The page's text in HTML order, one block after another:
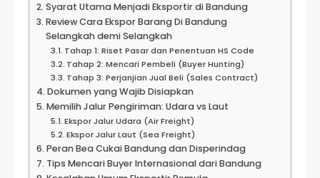
Syarat Utama Menjadi Eksportir di Bandung
Review Cara Ekspor Barang Di Bandung
Selangkah demi Selangkah
Tahap 1: Riset Pasar dan Penentuan HS Code
Tahap 2: Mencari Pembeli (Buyer Hunting)
Tahap 3: Perjanjian Jual Beli (Sales Contract)
Dokumen yang Wajib Disiapkan
Memilih Jalur Pengiriman: Udara vs Laut
Ekspor Jalur Udara (Air Freight)
Ekspor Jalur Laut (Sea Freight)
Peran Bea Cukai Bandung dan Disperindag
Tips Mencari Buyer Internasional dari Bandung